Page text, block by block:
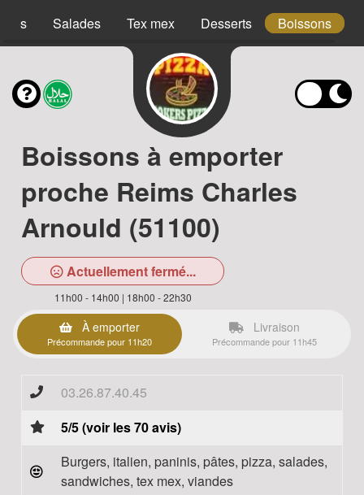
Salades Tex mex Desserts Boissons
Boissons à emporter
proche Reims Charles
Arnould (51100)
Actuellement fermé...
11h00 - 14h00 | 18h00 - 22h30
À emporter
Précommande pour 11h20
Livraison
Précommande pour 11h45
03.26.87.40.45
5/5 (voir les 70 avis)
Burgers, italien, paninis, pâtes, pizza, salades,
sandwiches, tex mex, viandes